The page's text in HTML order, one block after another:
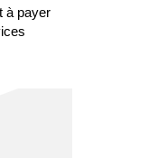
à payer